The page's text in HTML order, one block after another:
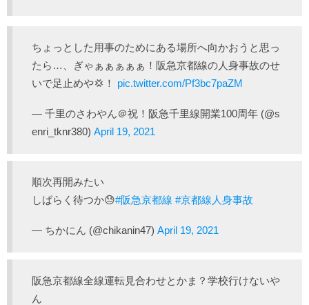
ちょっとした用事のためにある場所へ向かおうと思っ
たら…、ぎゃぁぁぁぁぁ！阪急京都線の人身事故のせ
いで足止めや💢！ pic.twitter.com/Pf3bc7paZM
— 千里のさわやん＠祝！阪急千里線開業100周年 (@s
enri_tknr380) April 19, 2021
順次再開みたい
しばらく待つか😓#阪急京都線 #京都線人身事故
— ちかにん (@chikanin47) April 19, 2021
阪急京都線全線運転見合わせとかま？学校行けないや
ん